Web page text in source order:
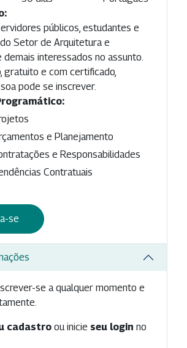
públicos, estudantes e
Setor de Arquitetura e
demais interessados no assunto.
gratuito e com certificado,
pode se inscrever.
e Planejamento
e Responsabilidades
Contratuais
se
se a qualquer momento e
cadastro ou inicie seu login no